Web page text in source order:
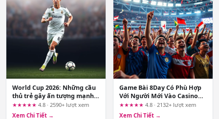
World Cup 2026: Những cầu
thủ trẻ gây ấn tượng mạnh
và tương lai bóng đá thế giới
★★★★★ 4.8 · 2590+ lượt xem
Xem Chi Tiết →
Game Bài 8Day Có Phù Hợp
Với Người Mới Vào Casino
Online Không?
★★★★★ 4.8 · 2132+ lượt xem
Xem Chi Tiết →